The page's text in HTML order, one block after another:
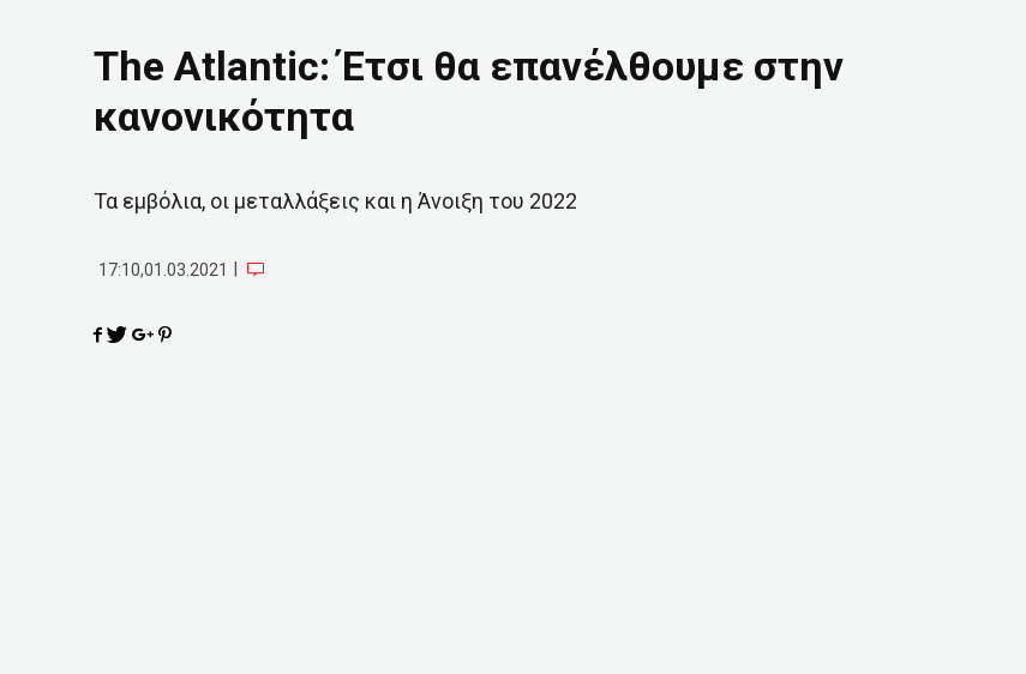
The Atlantic: Έτσι θα επανέλθουμε στην
κανονικότητα
Τα εμβόλια, οι μεταλλάξεις και η Άνοιξη του 2022
17:10,01.03.2021